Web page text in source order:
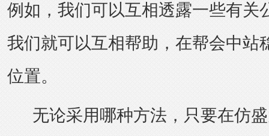
例如，我们可以互相透露一些有关
我们就可以互相帮助，在帮会中站
位置。
无论采用哪种方法，只要在仿